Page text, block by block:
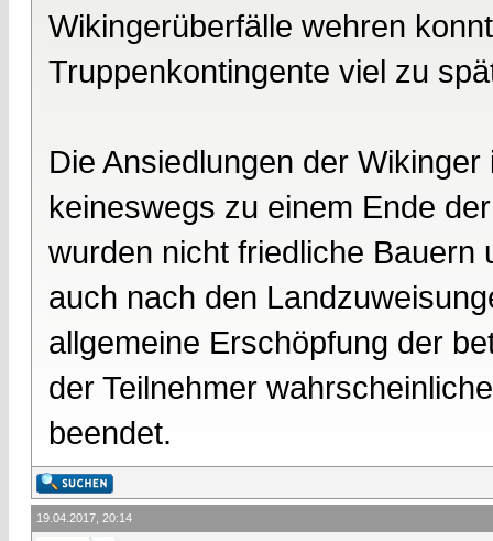
Wikingerüberfälle wehren
Truppenkontingente viel zu
Die Ansiedlungen der
keineswegs zu einem Ende
wurden nicht friedliche Bauern
auch nach den
allgemeine Erschöpfung der
der Teilnehmer
beendet.
19.04.2017, 20:14